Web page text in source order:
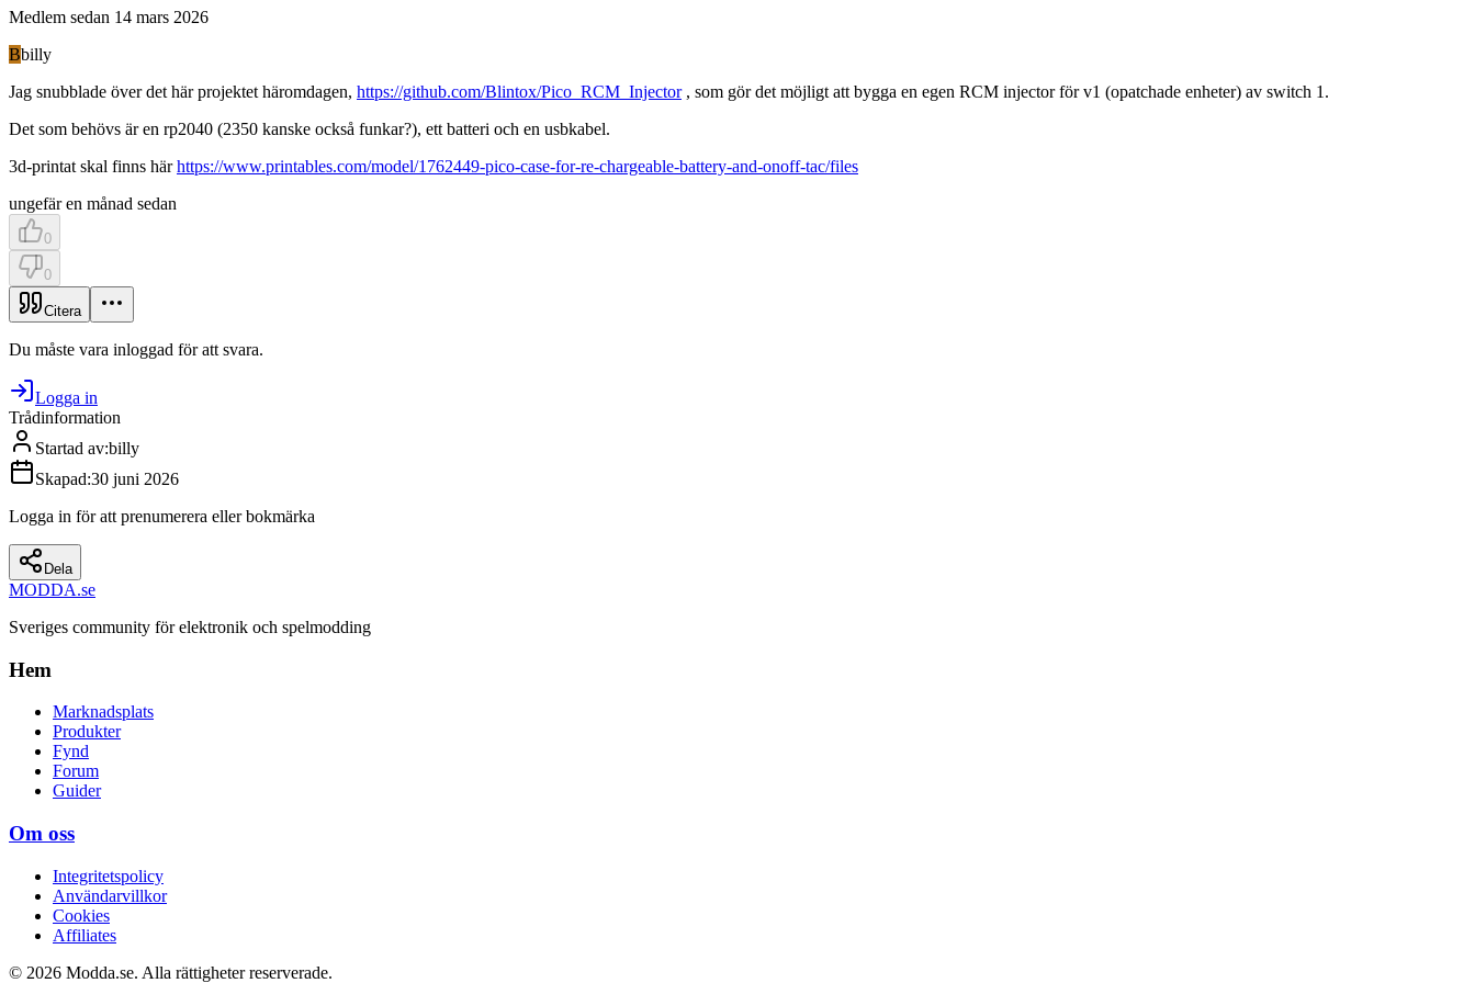
Medlem sedan 14 mars 2026
Bbilly
Jag snubblade över det här projektet häromdagen, https://github.com/Blintox/Pico_RCM_Injector, som gör det möjligt att bygga en egen RCM injector för v1 (opatchade enheter) av switch 1.
Det som behövs är en rp2040 (2350 kanske också funkar?), ett batteri och en usbkabel.
3d-printat skal finns härhttps://www.printables.com/model/1762449-pico-case-for-re-chargeable-battery-and-onoff-tac/files
ungefär en månad sedan
0
0
Citera
Du måste vara inloggad för att svara.
Logga in
Trådinformation
Startad av:billy
Skapad:30 juni 2026
Logga in för att prenumerera eller bokmärka
Dela
MODDA.se
Sveriges community för elektronik och spelmodding
Hem
Marknadsplats
Produkter
Fynd
Forum
Guider
Om oss
Integritetspolicy
Användarvillkor
Cookies
Affiliates
© 2026 Modda.se. Alla rättigheter reserverade.